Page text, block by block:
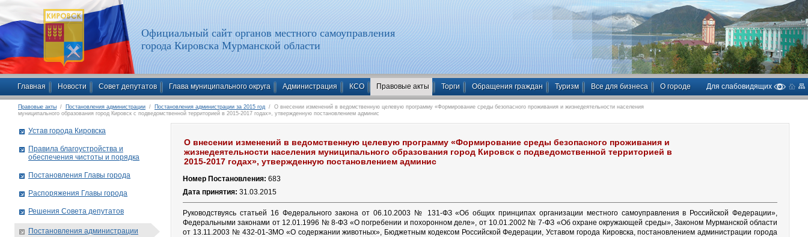
Официальный сайт органов местного самоуправления
города Кировска Мурманской области
Главная Новости Совет депутатов Глава муниципального округа Администрация КСО Правовые акты Торги Обращения граждан Туризм Все для бизнеса О городе Для слабовидящих
Правовые акты / Постановления администрации / Постановления администрации за 2015 год / О внесении изменений в ведомственную целевую программу «Формирование среды безопасного проживания и жизнедеятельности населения
муниципального образования город Кировск с подведомственной территорией в 2015-2017 годах», утвержденную постановлением админис
О внесении изменений в ведомственную целевую программу «Формирование среды безопасного проживания и
жизнедеятельности населения муниципального образования город Кировск с подведомственной территорией в
2015-2017 годах», утвержденную постановлением админис
Номер Постановления: 683
Дата принятия: 31.03.2015
Руководствуясь статьей 16 Федерального закона от 06.10.2003 № 131-ФЗ «Об общих принципах организации местного самоуправления в Российской Федерации»,
Федеральными законами от 12.01.1996 № 8-ФЗ «О погребении и похоронном деле», от 10.01.2002 № 7-ФЗ «Об охране окружающей среды», Законом Мурманской области
от 13.11.2003 № 432-01-ЗМО «О содержании животных», Бюджетным кодексом Российской Федерации, Уставом города Кировска, постановлением администрации города
Устав города Кировска
Правила благоустройства и
обеспечения чистоты и порядка
Постановления Главы города
Распоряжения Главы города
Решения Совета депутатов
Постановления администрации